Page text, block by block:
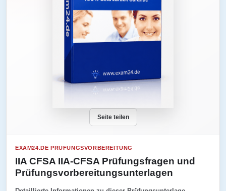
Seite teilen
EXAM24.DE PRÜFUNGSVORBEREITUNG
IIA CFSA IIA-CFSA Prüfungsfragen und
Prüfungsvorbereitungsunterlagen